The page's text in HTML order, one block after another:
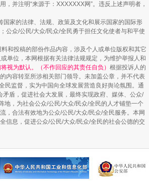
受贿1.44亿！段成刚被判无期
并注明“来源于：XXXXXXX网”。违反上述声明者，
国家的法律、法规、政策及文化和展示国家的国际形
公众/公民/大众/民众/全民勇于担任文化使者与和平使
和投稿的部份作品内容，涉及个人或单位版权和其它
单位，本网根据有关法律法规规定，为维护举报人和
视为默认。（不作回应的其责任自负） 根据投诉人的
内容转至所涉相关部门领导。未加盖公章，并不代表
民监督，实为中国向全球发展营造良好舆论氛围。通
盾，促进社会大发展，最终实现政府、媒体、公众/
，为社会公众/公民/大众/民众/全民的人才铺垫一个
，合法有效地为公众/公民/大众/民众/全民服务。本网
信息，促进公众/公民/大众/民众/全民的社会公德的交